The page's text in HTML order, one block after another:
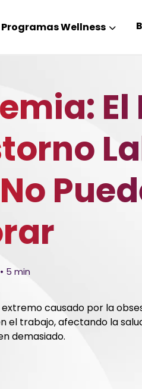
Programas Wellness
El
5 min
causado por la
el trabajo, afectando la
demasiado.